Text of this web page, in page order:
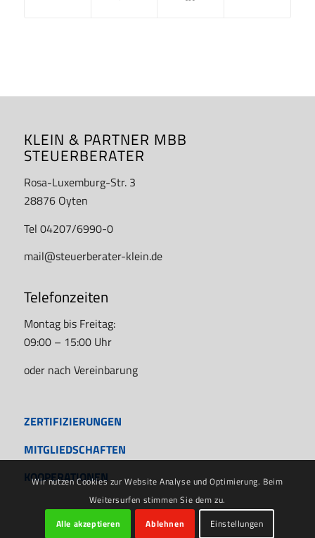
KLEIN & PARTNER MBB
STEUERBERATER
Rosa-Luxemburg-Str. 3
28876 Oyten
Tel 04207/6990-0
mail@steuerberater-klein.de
Telefonzeiten
Montag bis Freitag:
09:00 – 15:00 Uhr
oder nach Vereinbarung
ZERTIFIZIERUNGEN
MITGLIEDSCHAFTEN
KOOPERATIONEN
Wir nutzen Cookies zur Website Analyse und Optimierung. Beim
Weitersurfen stimmen Sie dem zu.
Alle akzeptieren
Ablehnen Einstellungen